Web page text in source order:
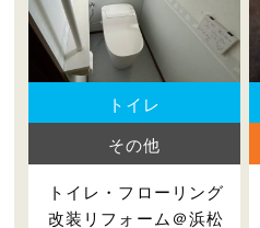
トイレ
その他
トイレ・フローリング
改装リフォーム＠浜松